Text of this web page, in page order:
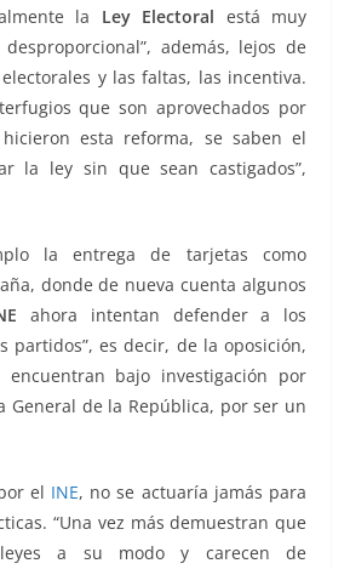
la Ley Electoral está muy
desproporcional”, además, lejos de
y las faltas, las incentiva.
que son aprovechados por
esta reforma, se saben el
la ley sin que sean castigados”,
la entrega de tarjetas como
donde de nueva cuenta algunos
ahora intentan defender a los
partidos”, es decir, de la oposición,
encuentran bajo investigación por
General de la República, por ser un
el INE, no se actuaría jamás para
“Una vez más demuestran que
a su modo y carecen de